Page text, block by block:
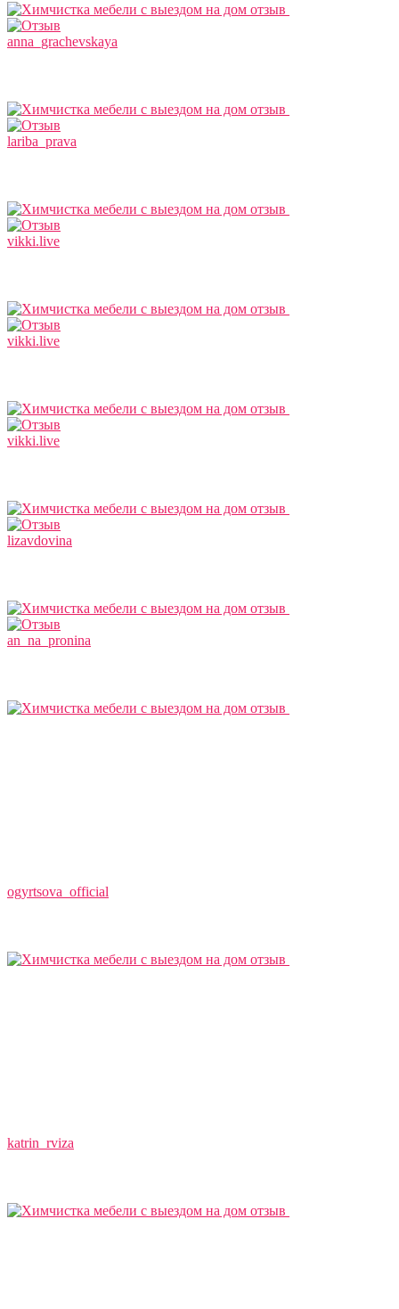
anna_grachevskaya
lariba_prava
vikki.live
vikki.live
vikki.live
lizavdovina
an_na_pronina
ogyrtsova_official
katrin_rviza